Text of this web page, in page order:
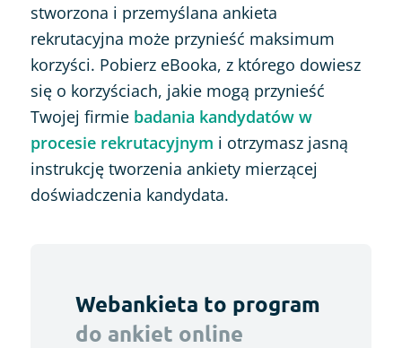
stworzona i przemyślana ankieta
rekrutacyjna może przynieść maksimum
korzyści. Pobierz eBooka, z którego dowiesz
się o korzyściach, jakie mogą przynieść
Twojej firmie badania kandydatów w
procesie rekrutacyjnym i otrzymasz jasną
instrukcję tworzenia ankiety mierzącej
doświadczenia kandydata.
Webankieta to program
do ankiet online